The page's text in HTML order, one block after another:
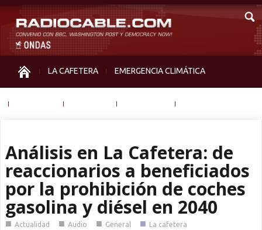
LA CAFETERA EMERGENCIA CLIMÁTICA
Análisis en La Cafetera: de
reaccionarios a beneficiados
por la prohibición de coches
gasolina y diésel en 2040
■ Actualidad ■ Audio ■ General ■ La cafetera